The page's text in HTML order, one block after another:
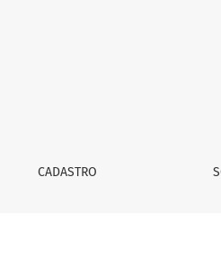
do Instagram: estudo
CADASTRO